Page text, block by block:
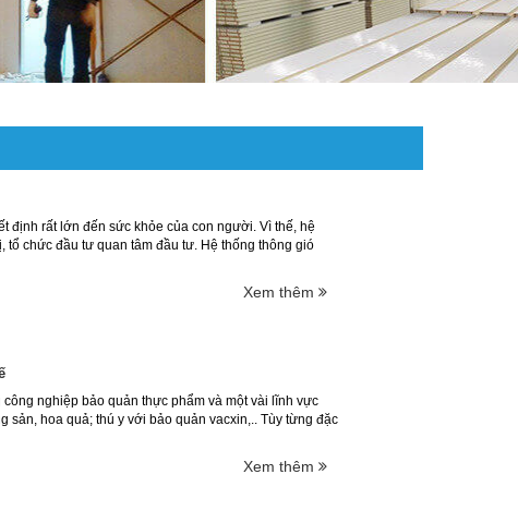
định rất lớn đến sức khỏe của con người. Vì thế, hệ
chức đầu tư quan tâm đầu tư. Hệ thống thông gió
Xem thêm
nghiệp bảo quản thực phẩm và một vài lĩnh vực
sản, hoa quả; thú y với bảo quản vacxin,.. Tùy từng đặc
Xem thêm